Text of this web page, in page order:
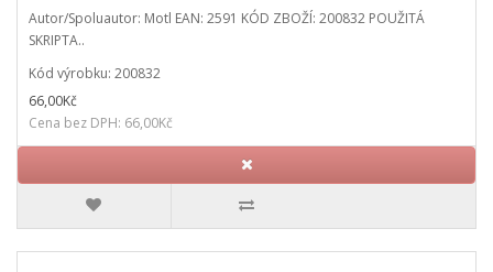
Autor/Spoluautor: Motl EAN: 2591 KÓD ZBOŽÍ: 200832 POUŽITÁ
SKRIPTA..
Kód výrobku: 200832
66,00Kč
Cena bez DPH: 66,00Kč